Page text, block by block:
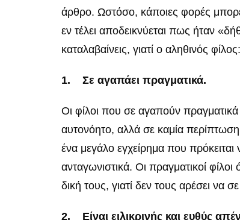
άρθρο. Ωστόσο, κάποιες φορές
εν τέλει αποδεικνύεται πως ήταν
καταλαβαίνεις, γιατί ο αληθινός φίλος:
1. Σε αγαπάει πραγματικά.
Οι φίλοι που σε αγαπούν πραγματικά
αυτονόητο, αλλά σε καμία
ένα μεγάλο εγχείρημα που
ανταγωνιστικά. Οι πραγματικοί
δική τους, γιατί δεν τους αρέσει να
2. Είναι ειλικρινής και ευθύς